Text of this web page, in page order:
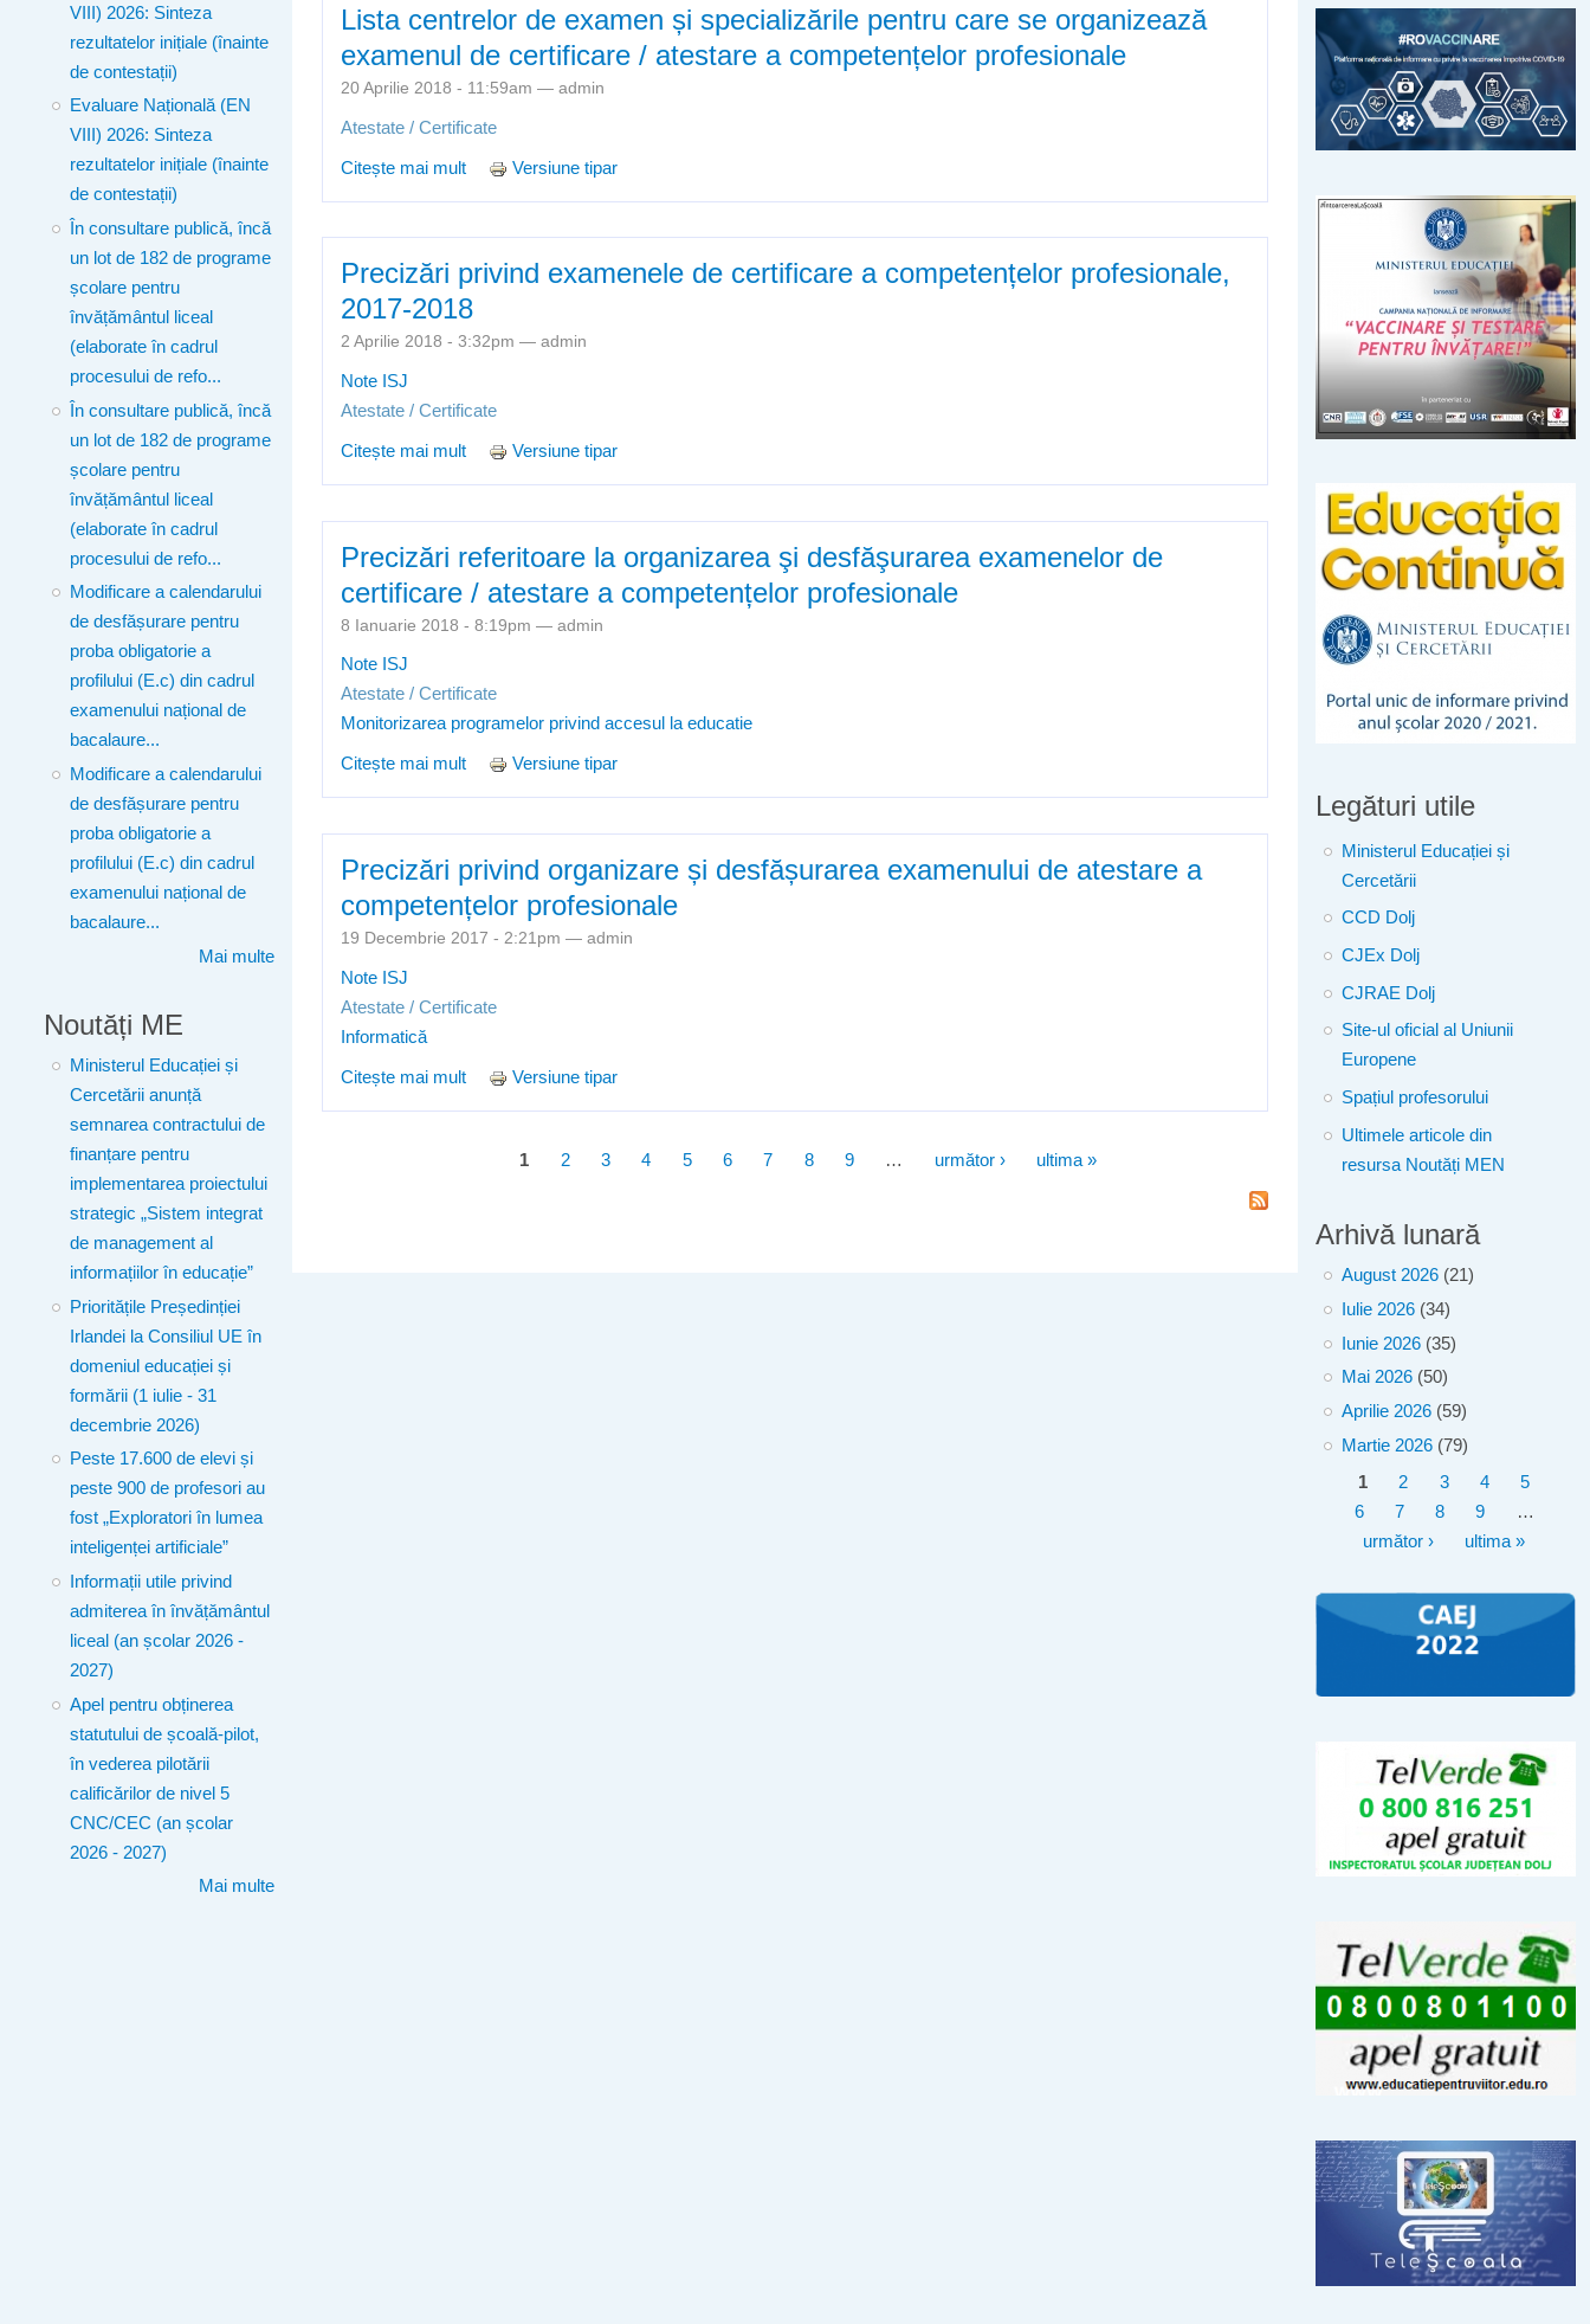
VIII) 2026: Sinteza
rezultatelor inițiale (înainte
de contestații)
Evaluare Națională (EN
VIII) 2026: Sinteza
rezultatelor inițiale (înainte
de contestații)
În consultare publică, încă
un lot de 182 de programe
școlare pentru
învățământul liceal
(elaborate în cadrul
procesului de refo...
În consultare publică, încă
un lot de 182 de programe
școlare pentru
învățământul liceal
(elaborate în cadrul
procesului de refo...
Modificare a calendarului
de desfășurare pentru
proba obligatorie a
profilului (E.c) din cadrul
examenului național de
bacalaure...
Modificare a calendarului
de desfășurare pentru
proba obligatorie a
profilului (E.c) din cadrul
examenului național de
bacalaure...
Mai multe
Noutăți ME
Ministerul Educației și
Cercetării anunță
semnarea contractului de
finanțare pentru
implementarea proiectului
strategic „Sistem integrat
de management al
informațiilor în educație”
Prioritățile Președinției
Irlandei la Consiliul UE în
domeniul educației și
formării (1 iulie - 31
decembrie 2026)
Peste 17.600 de elevi și
peste 900 de profesori au
fost „Exploratori în lumea
inteligenței artificiale”
Informații utile privind
admiterea în învățământul
liceal (an școlar 2026 -
2027)
Apel pentru obținerea
statutului de școală-pilot,
în vederea pilotării
calificărilor de nivel 5
CNC/CEC (an școlar
2026 - 2027)
Mai multe
Lista centrelor de examen și specializările pentru care se organizează
examenul de certificare / atestare a competențelor profesionale
20 Aprilie 2018 - 11:59am — admin
Atestate / Certificate
Citește mai mult
despre Lista centrelor de examen și specializările pentru care se organizează examenul de certificare /
atestare a competențelor profesionale
Versiune tipar
Precizări privind examenele de certificare a competențelor profesionale,
2017-2018
2 Aprilie 2018 - 3:32pm — admin
Note ISJ
Atestate / Certificate
Citește mai mult despre Precizări privind examenele de certificare a competențelor profesionale, 2017-2018
Versiune tipar
Precizări referitoare la organizarea şi desfăşurarea examenelor de
certificare / atestare a competențelor profesionale
8 Ianuarie 2018 - 8:19pm — admin
Note ISJ
Atestate / Certificate
Monitorizarea programelor privind accesul la educatie
Citește mai mult
despre Precizări referitoare la organizarea şi desfăşurarea examenelor de certificare / atestare a
competențelor profesionale
Versiune tipar
Precizări privind organizare și desfășurarea examenului de atestare a
competențelor profesionale
19 Decembrie 2017 - 2:21pm — admin
Note ISJ
Atestate / Certificate
Informatică
Citește mai mult despre Precizări privind organizare și desfășurarea examenului de atestare a competențelor profesionale
Versiune tipar
1 2 3 4 5 6 7 8 9 … următor › ultima »
Legături utile
Ministerul Educației și
Cercetării
CCD Dolj
CJEx Dolj
CJRAE Dolj
Site-ul oficial al Uniunii
Europene
Spațiul profesorului
Ultimele articole din
resursa Noutăți MEN
Arhivă lunară
August 2026 (21)
Iulie 2026 (34)
Iunie 2026 (35)
Mai 2026 (50)
Aprilie 2026 (59)
Martie 2026 (79)
Pagini
1 2 3 4
5
6
7 8 9
…
următor ›
ultima »